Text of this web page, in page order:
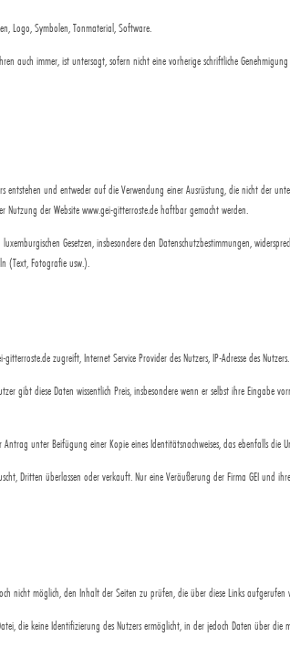
Logo, Symbolen, Tonmaterial, Software.
auch immer, ist untersagt, sofern nicht eine vorherige schriftliche
und entweder auf die Verwendung einer Ausrüstung, die nicht der
der Website www.gei-gitterroste.de haftbar gemacht werden.
Gesetzen, insbesondere den Datenschutzbestimmungen,
(Text, Fotografie usw.).
zugreift, Internet Service Provider des Nutzers, IP-Adresse des Nutzers.
gibt diese Daten wissentlich Preis, insbesondere wenn er selbst ihre Eingabe
unter Beifügung einer Kopie eines Identitätsnachweises, das ebenfalls
Dritten überlassen oder verkauft. Nur eine Veräußerung der Firma GEI
nicht möglich, den Inhalt der Seiten zu prüfen, die über diese Links
die keine Identifizierung des Nutzers ermöglicht, in der jedoch Daten über